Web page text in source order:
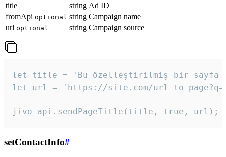
title
string Ad ID
fromApi optional string Campaign name
url optional string Campaign source
let title = 'Bu özelleştirilmiş bir sayfa
let url = 'https://site.com/
jivo_api.sendPageTitle(title, true, url);
setContactInfo#